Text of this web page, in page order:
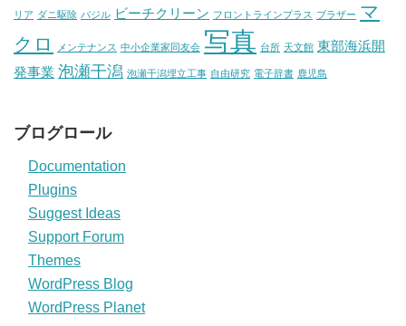
リア ダニ駆除 バジル ビーチクリーン フロントラインプラス ブラザー マ
クロ
メンテナンス 中小企業家同友会 写真 台所 天文館 東部海浜開
発事業 泡瀬干潟 泡瀬干潟埋立工事 自由研究 電子辞書 鹿児島
ブログロール
Documentation
Plugins
Suggest Ideas
Support Forum
Themes
WordPress Blog
WordPress Planet